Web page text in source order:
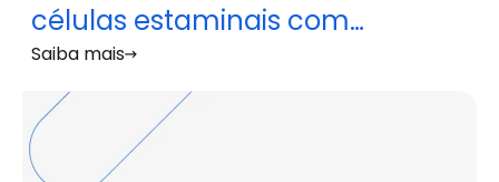
células estaminais com
resultados promissores em
doentes com COVID-19
Saiba mais